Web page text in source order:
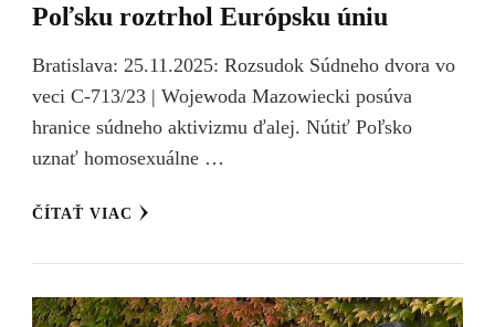
Poľsku roztrhol Európsku úniu
Bratislava: 25.11.2025: Rozsudok Súdneho dvora vo
veci C-713/23 | Wojewoda Mazowiecki posúva
hranice súdneho aktivizmu ďalej. Nútiť Poľsko
uznať homosexuálne …
ČÍTAŤ VIAC